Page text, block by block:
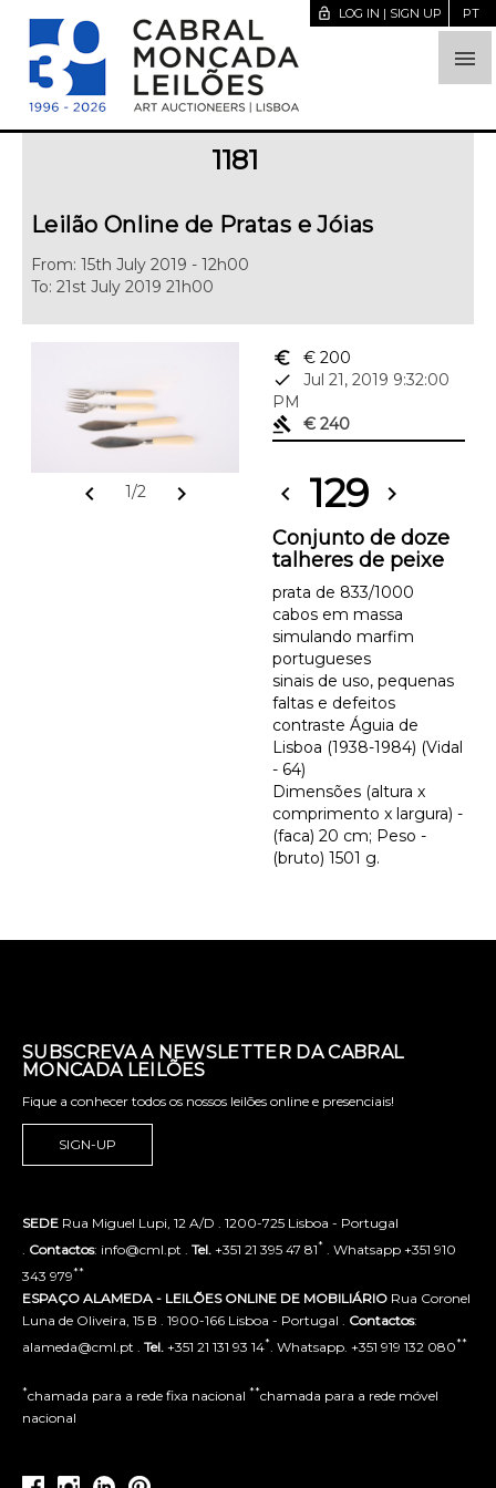

lock_open LOG IN | SIGN UP PT
1181
Leilão Online de Pratas e Jóias
From: 15th July 2019 - 12h00
To: 21st July 2019 21h00
chevron_left 1/2 chevron_right
euro_symbol
€ 200
done
Jul 21, 2019 9:32:00
PM
gavel
€ 240
chevron_left 129 chevron_right
Conjunto de doze
talheres de peixe
prata de 833/1000
cabos em massa
simulando marfim
portugueses
sinais de uso, pequenas
faltas e defeitos
contraste Águia de
Lisboa (1938-1984) (Vidal
- 64)
Dimensões (altura x
comprimento x largura) -
(faca) 20 cm; Peso -
(bruto) 1501 g.
SUBSCREVA A NEWSLETTER DA CABRAL
MONCADA LEILÕES
Fique a conhecer todos os nossos leilões online e presenciais!
SIGN-UP
SEDE Rua Miguel Lupi, 12 A/D . 1200-725 Lisboa - Portugal
Contactos: info@cml.pt . Tel. +351 21 395 47 81* . Whatsapp +351 910
343 979**
ESPAÇO ALAMEDA - LEILÕES ONLINE DE MOBILIÁRIO Rua Coronel
Luna de Oliveira, 15 B . 1900-166 Lisboa - Portugal . Contactos:
alameda@cml.pt . Tel. +351 21 131 93 14* . Whatsapp. +351 919 132 080**
*chamada para a rede fixa nacional **chamada para a rede móvel
nacional